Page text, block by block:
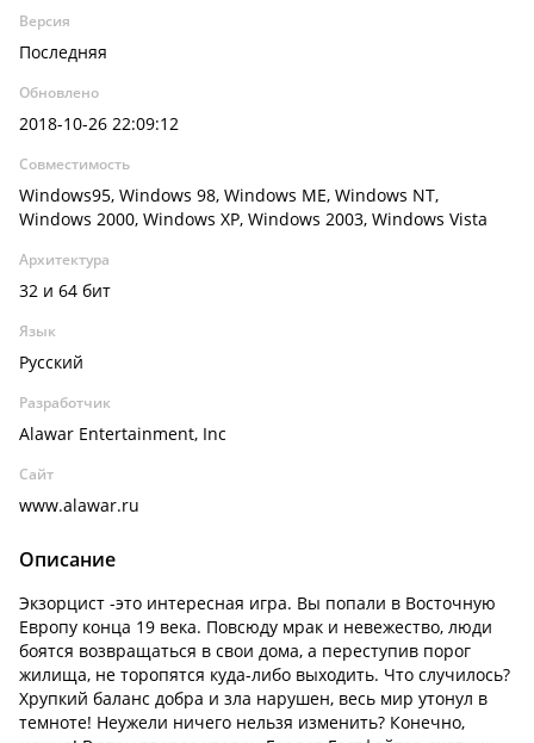
Версия
Последняя
Обновлено
2018-10-26 22:09:12
Совместимость
Windows95, Windows 98, Windows ME, Windows NT,
Windows 2000, Windows XP, Windows 2003, Windows Vista
Архитектура
32 и 64 бит
Язык
Русский
Разработчик
Alawar Entertainment, Inc
Сайт
www.alawar.ru
Описание
Экзорцист -это интересная игра. Вы попали в Восточную
Европу конца 19 века. Повсюду мрак и невежество, люди
боятся возвращаться в свои дома, а переступив порог
жилища, не торопятся куда-либо выходить. Что случилось?
Хрупкий баланс добра и зла нарушен, весь мир утонул в
темноте! Неужели ничего нельзя изменить? Конечно,